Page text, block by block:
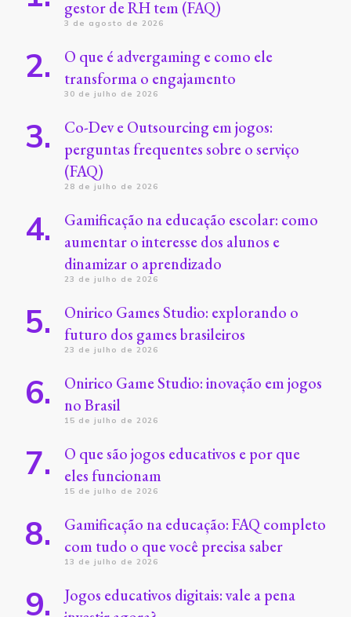
gestor de RH tem (FAQ)
3 de agosto de 2026
O que é advergaming e como ele
transforma o engajamento
30 de julho de 2026
Co-Dev e Outsourcing em jogos:
perguntas frequentes sobre o serviço
(FAQ)
28 de julho de 2026
Gamificação na educação escolar: como
aumentar o interesse dos alunos e
dinamizar o aprendizado
23 de julho de 2026
Onirico Games Studio: explorando o
futuro dos games brasileiros
23 de julho de 2026
Onirico Game Studio: inovação em jogos
no Brasil
15 de julho de 2026
O que são jogos educativos e por que
eles funcionam
15 de julho de 2026
Gamificação na educação: FAQ completo
com tudo o que você precisa saber
13 de julho de 2026
Jogos educativos digitais: vale a pena